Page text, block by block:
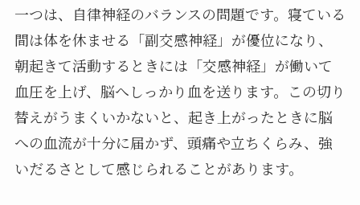
一つは、自律神経のバランスの問題です。寝ている
間は体を休ませる「副交感神経」が優位になり、
朝起きて活動するときには「交感神経」が働いて
血圧を上げ、脳へしっかり血を送ります。この切り
替えがうまくいかないと、起き上がったときに脳
への血流が十分に届かず、頭痛や立ちくらみ、強
いだるさとして感じられることがあります。